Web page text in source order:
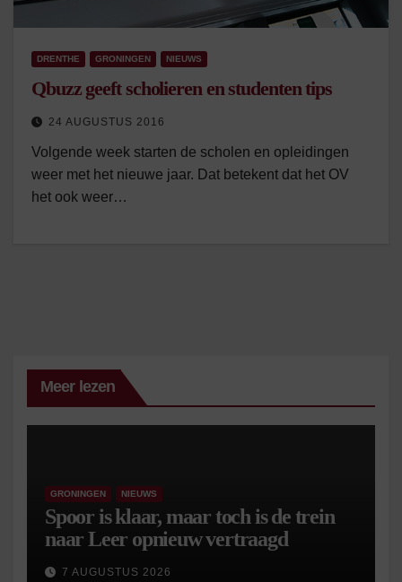
DRENTHE GRONINGEN NIEUWS
Qbuzz geeft scholieren en studenten tips
24 AUGUSTUS 2016
Volgende week starten de scholen en opleidingen
weer met het nieuwe jaar. Dat betekent dat het OV
het ook weer…
Meer lezen
GRONINGEN NIEUWS
Spoor is klaar, maar toch is de trein
naar Leer opnieuw vertraagd
7 AUGUSTUS 2026